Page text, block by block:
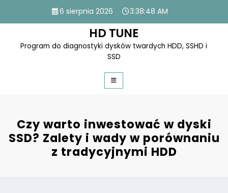
content
6 sierpnia 2026 3:38:49 AM
HD TUNE
Program do diagnostyki dysków twardych HDD, SSHD i
SSD
Czy warto inwestować w dyski
SSD? Zalety i wady w porównaniu
z tradycyjnymi HDD